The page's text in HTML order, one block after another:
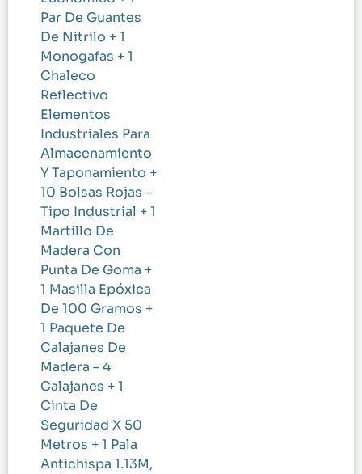
Par De Guantes
De Nitrilo + 1
Monogafas + 1
Chaleco
Reflectivo
Elementos
Industriales Para
Almacenamiento
Y Taponamiento +
10 Bolsas Rojas –
Tipo Industrial + 1
Martillo De
Madera Con
Punta De Goma +
1 Masilla Epóxica
De 100 Gramos +
1 Paquete De
Calajanes De
Madera – 4
Calajanes + 1
Cinta De
Seguridad X 50
Metros + 1 Pala
Antichispa 1.13M,